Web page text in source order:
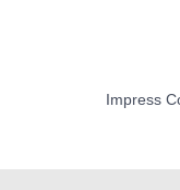
Impress